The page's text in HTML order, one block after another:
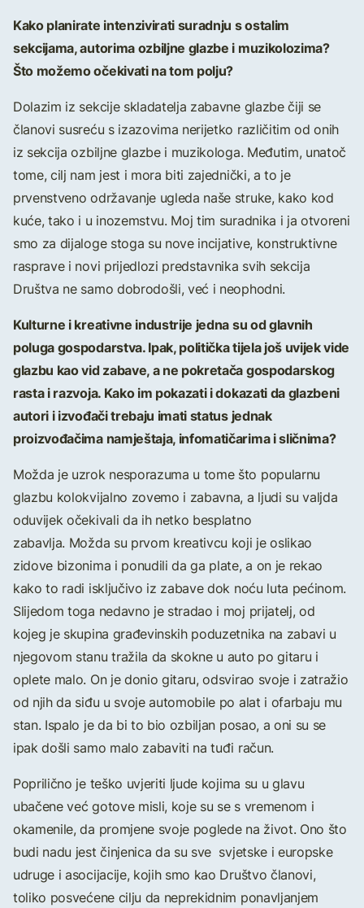
Kako planirate intenzivirati suradnju s ostalim
sekcijama, autorima ozbiljne glazbe i muzikolozima?
Što možemo očekivati na tom polju?
Dolazim iz sekcije skladatelja zabavne glazbe čiji se
članovi susreću s izazovima nerijetko različitim od onih
iz sekcija ozbiljne glazbe i muzikologa. Međutim, unatoč
tome, cilj nam jest i mora biti zajednički, a to je
prvenstveno održavanje ugleda naše struke, kako kod
kuće, tako i u inozemstvu. Moj tim suradnika i ja otvoreni
smo za dijaloge stoga su nove incijative, konstruktivne
rasprave i novi prijedlozi predstavnika svih sekcija
Društva ne samo dobrodošli, već i neophodni.
Kulturne i kreativne industrije jedna su od glavnih
poluga gospodarstva. Ipak, politička tijela još uvijek vide
glazbu kao vid zabave, a ne pokretača gospodarskog
rasta i razvoja. Kako im pokazati i dokazati da glazbeni
autori i izvođači trebaju imati status jednak
proizvođačima namještaja, infomatičarima i sličnima?
Možda je uzrok nesporazuma u tome što popularnu
glazbu kolokvijalno zovemo i zabavna, a ljudi su valjda
oduvijek očekivali da ih netko besplatno
zabavlja. Možda su prvom kreativcu koji je oslikao
zidove bizonima i ponudili da ga plate, a on je rekao
kako to radi isključivo iz zabave dok noću luta pećinom.
Slijedom toga nedavno je stradao i moj prijatelj, od
kojeg je skupina građevinskih poduzetnika na zabavi u
njegovom stanu tražila da skokne u auto po gitaru i
oplete malo. On je donio gitaru, odsvirao svoje i zatražio
od njih da siđu u svoje automobile po alat i ofarbaju mu
stan. Ispalo je da bi to bio ozbiljan posao, a oni su se
ipak došli samo malo zabaviti na tuđi račun.
Poprilično je teško uvjeriti ljude kojima su u glavu
ubačene već gotove misli, koje su se s vremenom i
okamenile, da promjene svoje poglede na život. Ono što
budi nadu jest činjenica da su sve svjetske i europske
udruge i asocijacije, kojih smo kao Društvo članovi,
toliko posvećene cilju da neprekidnim ponavljanjem